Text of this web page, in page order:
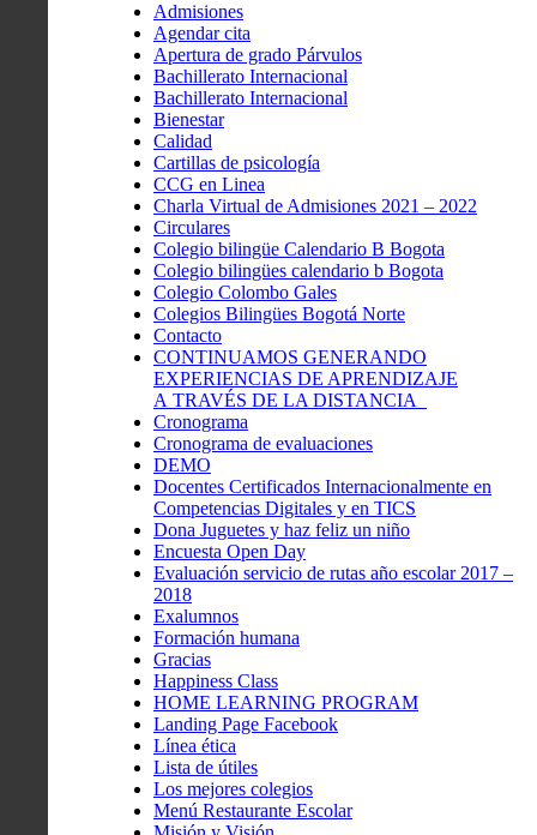
Admisiones
Agendar cita
Apertura de grado Párvulos
Bachillerato Internacional
Bachillerato Internacional
Bienestar
Calidad
Cartillas de psicología
CCG en Linea
Charla Virtual de Admisiones 2021 – 2022
Circulares
Colegio bilingüe Calendario B Bogota
Colegio bilingües calendario b Bogota
Colegio Colombo Gales
Colegios Bilingües Bogotá Norte
Contacto
CONTINUAMOS GENERANDO
EXPERIENCIAS DE APRENDIZAJE
A TRAVÉS DE LA DISTANCIA
Cronograma
Cronograma de evaluaciones
DEMO
Docentes Certificados Internacionalmente en
Competencias Digitales y en TICS
Dona Juguetes y haz feliz un niño
Encuesta Open Day
Evaluación servicio de rutas año escolar 2017 –
2018
Exalumnos
Formación humana
Gracias
Happiness Class
HOME LEARNING PROGRAM
Landing Page Facebook
Línea ética
Lista de útiles
Los mejores colegios
Menú Restaurante Escolar